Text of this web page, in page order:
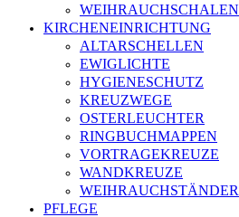
WEIHRAUCHSCHALEN
KIRCHENEINRICHTUNG
ALTARSCHELLEN
EWIGLICHTE
HYGIENESCHUTZ
KREUZWEGE
OSTERLEUCHTER
RINGBUCHMAPPEN
VORTRAGEKREUZE
WANDKREUZE
WEIHRAUCHSTÄNDER
PFLEGE